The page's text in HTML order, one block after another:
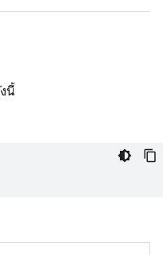
นี้